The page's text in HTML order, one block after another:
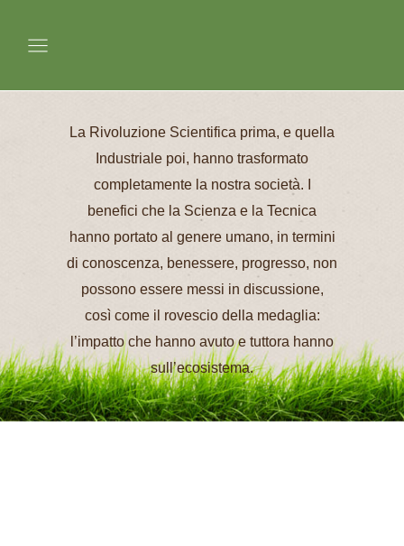
La Rivoluzione Scientifica prima, e quella
Industriale poi, hanno trasformato
completamente la nostra società. I
benefici che la Scienza e la Tecnica
hanno portato al genere umano, in termini
di conoscenza, benessere, progresso, non
possono essere messi in discussione,
così come il rovescio della medaglia:
l’impatto che hanno avuto e tuttora hanno
sull’ecosistema.